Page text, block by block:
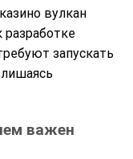
вулкан
разработке
запускать
важен